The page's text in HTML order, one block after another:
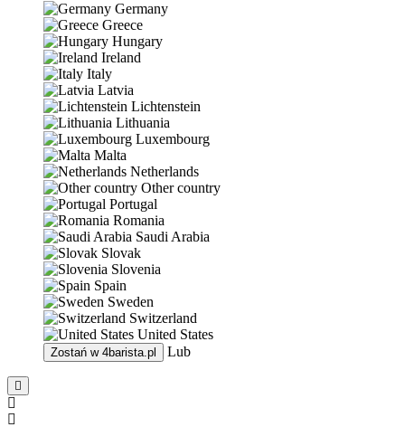
Germany
Greece
Hungary
Ireland
Italy
Latvia
Lichtenstein
Lithuania
Luxembourg
Malta
Netherlands
Other country
Portugal
Romania
Saudi Arabia
Slovak
Slovenia
Spain
Sweden
Switzerland
United States
Zostań w 4barista.pl Lub